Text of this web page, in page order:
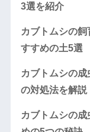
3選を紹介
カブトムシの
すすめの土5選
カブトムシの
の対処法を解説
カブトムシの